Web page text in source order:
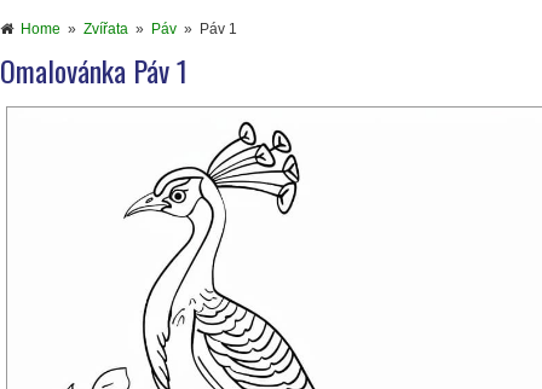
Home » Zvířata » Páv » Páv 1
Omalovánka Páv 1